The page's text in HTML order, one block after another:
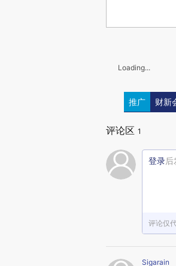
Loading...
推广 财新
评论区 1
登录
评论仅
Sigarain